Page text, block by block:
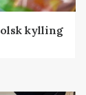
kylling